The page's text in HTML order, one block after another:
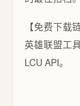
【免费下载
英雄联盟工
LCU API。